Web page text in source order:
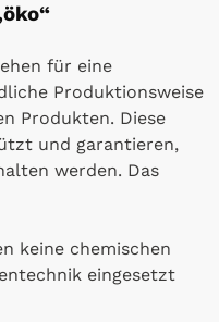
für eine
Produktionsweise
Produkten. Diese
und garantieren,
werden. Das
keine chemischen
eingesetzt